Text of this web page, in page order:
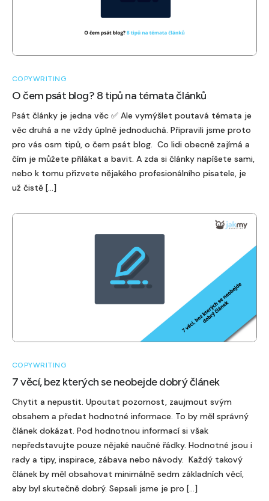
COPYWRITING
O čem psát blog? 8 tipů na témata článků
Psát články je jedna věc ✅ Ale vymýšlet poutavá témata je
věc druhá a ne vždy úplně jednoduchá. Připravili jsme proto
pro vás osm tipů, o čem psát blog. Co lidi obecně zajímá a
čím je můžete přilákat a bavit. A zda si články napíšete sami,
nebo k tomu přizvete nějakého profesionálního pisatele, je
už čistě […]
COPYWRITING
7 věcí, bez kterých se neobejde dobrý článek
Chytit a nepustit. Upoutat pozornost, zaujmout svým
obsahem a předat hodnotné informace. To by měl správný
článek dokázat. Pod hodnotnou informací si však
nepředstavujte pouze nějaké naučné řádky. Hodnotné jsou i
rady a tipy, inspirace, zábava nebo návody. Každý takový
článek by měl obsahovat minimálně sedm základních věcí,
aby byl skutečně dobrý. Sepsali jsme je pro […]